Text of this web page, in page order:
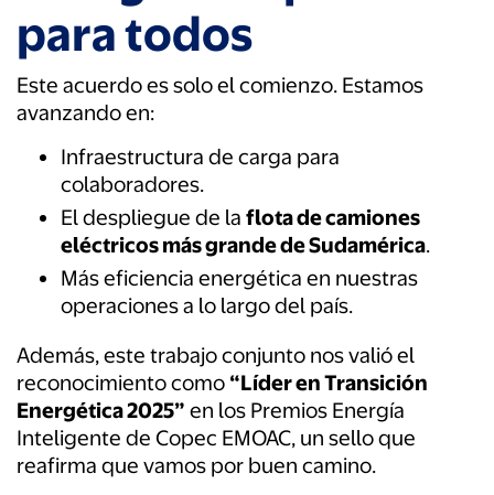
para todos
Este acuerdo es solo el comienzo. Estamos
avanzando en:
Infraestructura de carga para
colaboradores.
El despliegue de la flota de camiones
eléctricos más grande de Sudamérica.
Más eficiencia energética en nuestras
operaciones a lo largo del país.
Además, este trabajo conjunto nos valió el
reconocimiento como “Líder en Transición
Energética 2025” en los Premios Energía
Inteligente de Copec EMOAC, un sello que
reafirma que vamos por buen camino.